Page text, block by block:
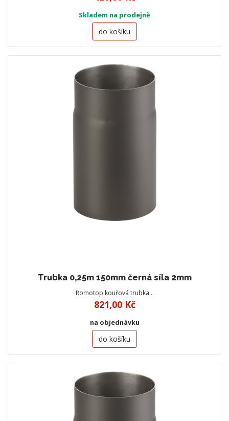
Skladem na prodejně
do košíku
Trubka 0,25m 150mm černá síla 2mm
Romotop kouřová trubka…
821,00 Kč
na objednávku
do košíku